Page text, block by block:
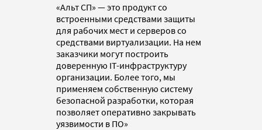
«Альт СП» — это продукт со
встроенными средствами защиты
для рабочих мест и серверов со
средствами виртуализации. На нем
заказчики могут построить
доверенную IT-инфраструктуру
организации. Более того, мы
применяем собственную систему
безопасной разработки, которая
позволяет оперативно закрывать
уязвимости в ПО»